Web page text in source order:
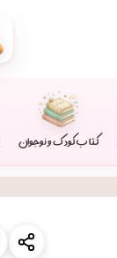
کتاب کودک و نوجوان